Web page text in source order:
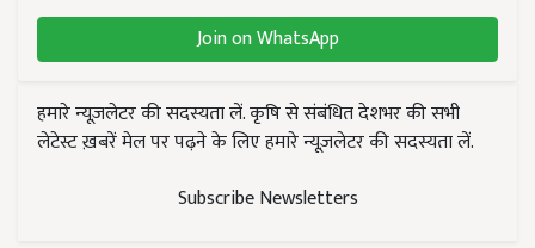
Join on WhatsApp
हमारे न्यूज़लेटर की सदस्यता लें. कृषि से संबंधित देशभर की सभी
लेटेस्ट ख़बरें मेल पर पढ़ने के लिए हमारे न्यूज़लेटर की सदस्यता लें.
Subscribe Newsletters